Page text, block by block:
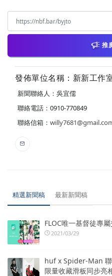
推
發佈單位名稱：新新工作
新聞聯絡人：吳宜儒
聯絡電話：0910-770849
聯絡信箱：
精選新聞稿 最新新聞稿
FLOC唯一基督徒專
2021/03/29
huf x Spider-Man
限量收藏滑板同步亮